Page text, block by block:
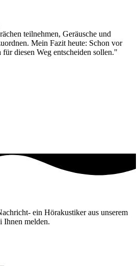
teilnehmen, Geräusche und
Mein Fazit heute: Schon vor
diesen Weg entscheiden sollen."
ein Hörakustiker aus unserem
Ihnen melden.